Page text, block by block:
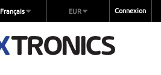
Connexion
EUR
Français